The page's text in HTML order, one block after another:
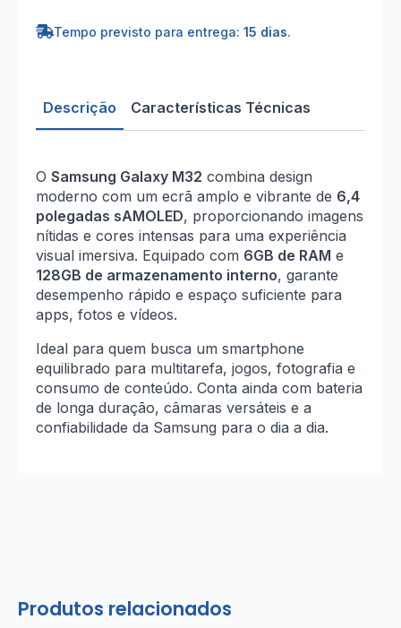
€334,90
Tempo previsto para entrega: 15 dias.
Descrição Características Técnicas
O Samsung Galaxy M32 combina design
moderno com um ecrã amplo e vibrante de 6,4
polegadas sAMOLED, proporcionando imagens
nítidas e cores intensas para uma experiência
visual imersiva. Equipado com 6GB de RAM e
128GB de armazenamento interno, garante
desempenho rápido e espaço suficiente para
apps, fotos e vídeos.
Ideal para quem busca um smartphone
equilibrado para multitarefa, jogos, fotografia e
consumo de conteúdo. Conta ainda com bateria
de longa duração, câmaras versáteis e a
confiabilidade da Samsung para o dia a dia.
Produtos relacionados